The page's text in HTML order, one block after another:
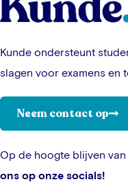
Kunde ondersteunt
slagen voor examens en
Neem contact op
Op de hoogte blijven
ons op onze socials!